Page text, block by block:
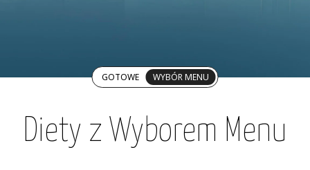
GOTOWE WYBÓR MENU
Diety z Wyborem Menu